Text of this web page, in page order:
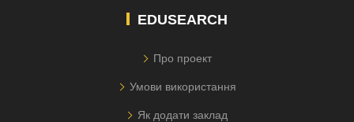
EDUSEARCH
Про проект
Умови використання
Як додати заклад